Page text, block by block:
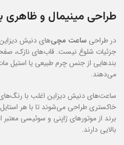
طراحی مینیمال و ظاهری
در طراحی ساعت مچی‌های دنیش دیزاین
جزئیات شلوغ نیست. قاب‌های نازک،
بندهایی از جنس چرم طبیعی یا استیل
می‌دهند.
ساعت‌های دنیش دیزاین اغلب با
خاکستری طراحی می‌شوند تا با هر
برند از موتورهای ژاپنی و سوئیسی
بالایی دارند.